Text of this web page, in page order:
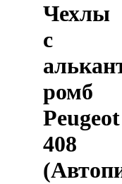
Чехлы
с
ромб
Peugeot
408